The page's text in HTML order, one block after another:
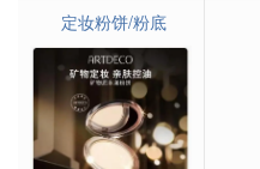
定妆粉饼/粉底